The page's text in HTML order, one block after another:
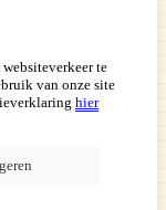
te
van onze site
hier